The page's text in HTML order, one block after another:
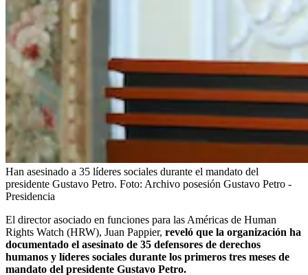
Han asesinado a 35 líderes sociales durante el mandato del
presidente Gustavo Petro. Foto: Archivo posesión Gustavo Petro -
Presidencia
El director asociado en funciones para las Américas de Human
Rights Watch (HRW), Juan Pappier, reveló que la organización ha
documentado el asesinato de 35 defensores de derechos
humanos y líderes sociales durante los primeros tres meses de
mandato del presidente Gustavo Petro.